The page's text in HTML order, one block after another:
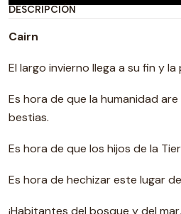
DESCRIPCIÓN
Cairn
El largo invierno llega a su fin y
Es hora de que la humanidad
bestias.
Es hora de que los hijos de la
Es hora de hechizar este lugar
¡Habitantes del bosque y del